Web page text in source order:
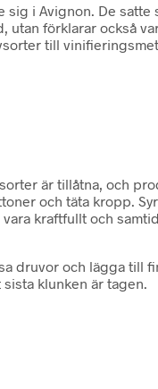
sig i Avignon. De
utan förklarar också
till
är tillåtna, och
och täta kropp.
kraftfullt och
druvor och lägga till
klunken är tagen.